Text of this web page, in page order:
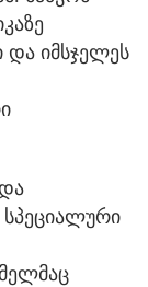
და იმსჯელეს